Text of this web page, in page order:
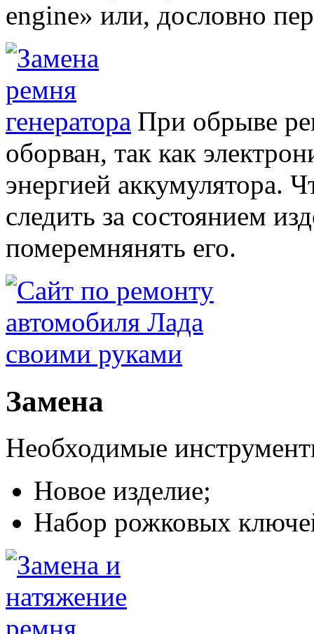
engine» или, дословно
При обрыве
оборван, так как
энергией аккумулятора.
следить за состоянием
померемнянять его.
Замена
Необходимые
Новое изделие;
Набор рожковых